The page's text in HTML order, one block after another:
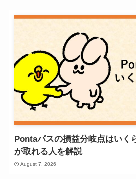
Pontaパスの損益分岐点はいく
が取れる人を解説
August 7, 2026